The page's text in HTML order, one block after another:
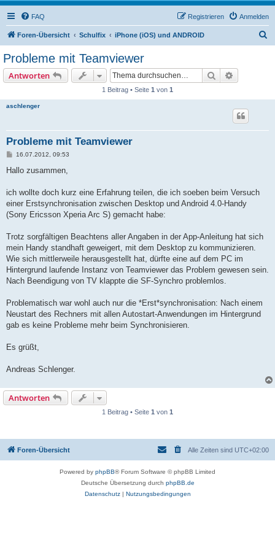
FAQ Anmelden
Registrieren
Foren-Übersicht Schulfix iPhone (iOS) und ANDROID
Probleme mit Teamviewer
Antworten Suche
1 Beitrag • Seite 1 von 1
aschlenger
Probleme mit Teamviewer
B
i
a
16.07.2012, 09:53
Hallo zusammen,
ich wollte doch kurz eine Erfahrung teilen, die ich soeben beim Versuch
einer Erstsynchronisation zwischen Desktop und Android 4.0-Handy
(Sony Ericsson Xperia Arc S) gemacht habe:
Trotz sorgfältigen Beachtens aller Angaben in der App-Anleitung hat sich
mein Handy standhaft geweigert, mit dem Desktop zu kommunizieren.
Wie sich mittlerweile herausgestellt hat, dürfte eine auf dem PC im
Hintergrund laufende Instanz von Teamviewer das Problem gewesen sein.
Nach Beendigung von TV klappte die SF-Synchro problemlos.
Problematisch war wohl auch nur die *Erst*synchronisation: Nach einem
Neustart des Rechners mit allen Autostart-Anwendungen im Hintergrund
gab es keine Probleme mehr beim Synchronisieren.
Es grüßt,
Andreas Schlenger.
Antworten
1 Beitrag • Seite 1 von 1
Foren-Übersicht Alle Zeiten sind UTC+02:00
Powered by phpBB® Forum Software © phpBB Limited
Deutsche Übersetzung durch phpBB.de
Datenschutz| Nutzungsbedingungen